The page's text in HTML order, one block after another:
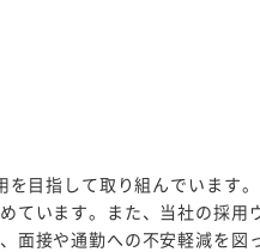
目指して取り組んでいます。
ています。また、当社の採用
面接や通勤への不安軽減を図